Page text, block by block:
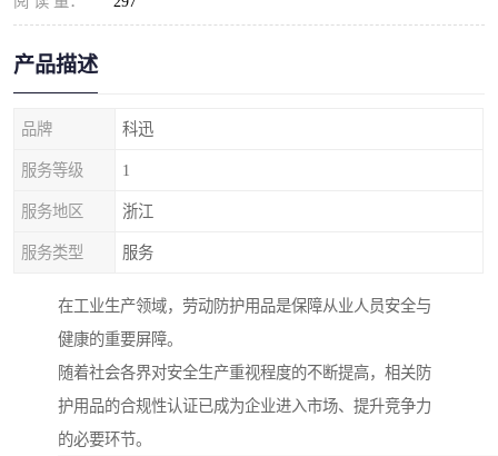
产品描述
品牌 科迅
服务等级 1
服务地区 浙江
服务类型 服务
在工业生产领域，劳动防护用品是保障从业人员安全与
健康的重要屏障。
随着社会各界对安全生产重视程度的不断提高，相关防
护用品的合规性认证已成为企业进入市场、提升竞争力
的必要环节。